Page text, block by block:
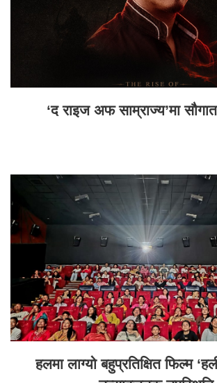
‘द राइज अफ साम्राज्य’मा
हलमा लाग्यो बहुप्रतिक्षित फिल्म